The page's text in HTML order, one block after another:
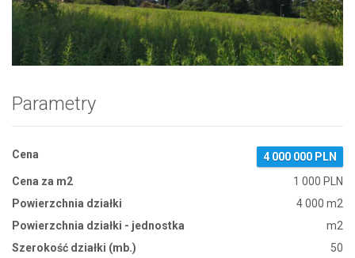
Zdjęcie 1
Parametry
Cena
4 000 000 PLN
Cena za m2
1 000 PLN
Powierzchnia działki
4 000 m2
Powierzchnia działki - jednostka
m2
Szerokość działki (mb.)
50